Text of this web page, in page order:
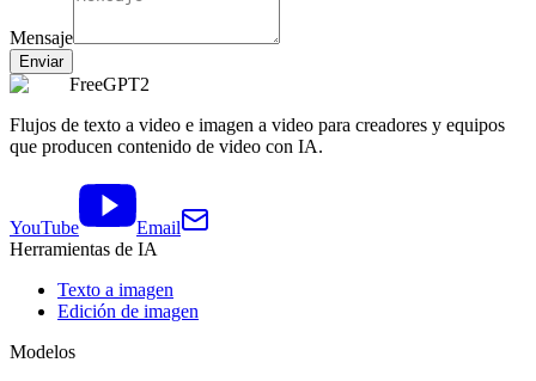
Mensaje
Enviar
FreeGPT2
Flujos de texto a video e imagen a video para creadores y equipos
que producen contenido de video con IA.
YouTube
Email
Herramientas de IA
Texto a imagen
Edición de imagen
Modelos